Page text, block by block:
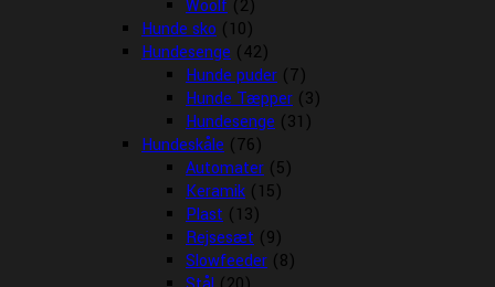
Woolf (2)
Hunde sko (10)
Hundesenge (42)
Hunde puder (7)
Hunde Tæpper (3)
Hundesenge (31)
Hundeskåle (76)
Automater (5)
Keramik (15)
Plast (13)
Rejsesæt (9)
Slowfeeder (8)